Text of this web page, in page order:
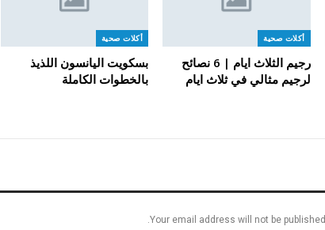
أكلات صحية
رجيم الثلاث ايام | 6 نصائح
لرجيم مثالي في ثلاث ايام
أكلات صحية
بسكويت اليانسون اللذيذ
بالخطوات الكاملة
Your email address will not be published.